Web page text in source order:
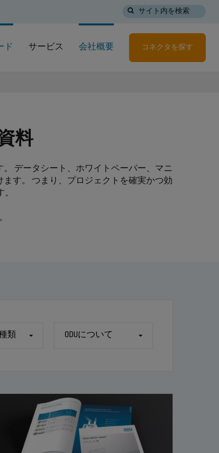
サイト内を検索
ド サービス 会社概要 コネクタを探す
料
データシート、ホワイトペーパー、マニ
す。 つまり、プロジェクトを確実かつ効
類 ODUについて